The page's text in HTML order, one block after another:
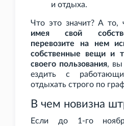
и отдыха.
Что это значит? А то,
имея свой
перевозите на нем
собственные вещи и
своего пользования, вы
ездить с
отдыхать строго по
В чем новизна
Если до 1-го